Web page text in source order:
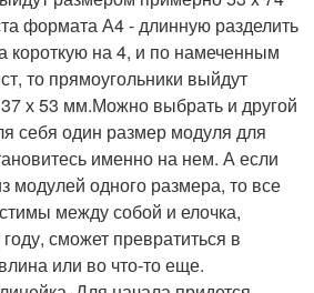
формата А4 - длинную разделить
короткую на 4, и по намеченным
то прямоугольники выйдут
х 53 мм.Можно выбрать и другой
себя один размер модуля для
именно на нем. А если
модулей одного размера, то все
между собой и елочка,
сможет превратиться в
или во что-то еще.